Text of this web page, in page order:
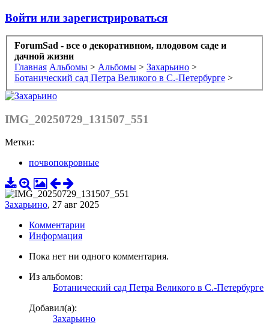
Войти или зарегистрироваться
ForumSad - все о декоративном, плодовом саде и
дачной жизни
Главная Альбомы > Альбомы > Захарьино >
Ботанический сад Петра Великого в С.-Петербурге >
IMG_20250729_131507_551
Метки:
почвопокровные
Захарьино, 27 авг 2025
Комментарии
Информация
Пока нет ни одного комментария.
Из альбомов:
Ботанический сад Петра Великого в С.-Петербурге
Добавил(а):
Захарьино